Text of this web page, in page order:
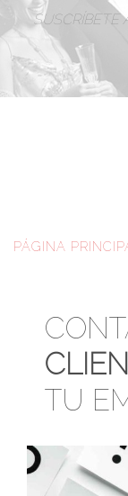
SUSCRÍBETE
PÁGINA
TU